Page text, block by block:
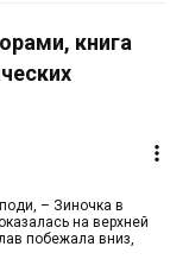
книга
– Зиночка в
на верхней
побежала вниз,